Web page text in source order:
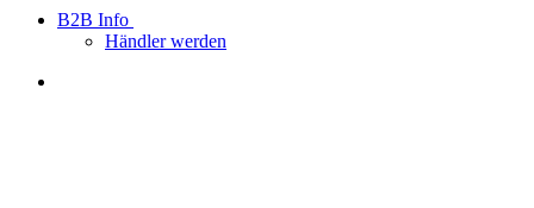
B2B Info
Händler werden